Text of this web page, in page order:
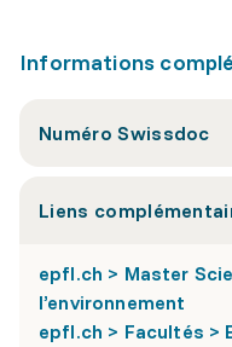
Informations
Numéro Swissdoc
Liens
epfl.ch > Master
l’environnement
epfl.ch > Facultés >